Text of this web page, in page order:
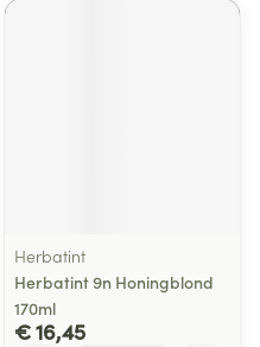
Herbatint
Herbatint 9n Honingblond
170ml
€ 16,45